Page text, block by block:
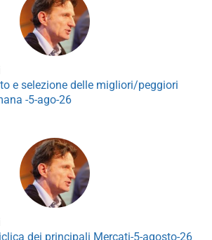
e selezione delle migliori/peggiori
-5-ago-26
dei principali Mercati-5-agosto-26